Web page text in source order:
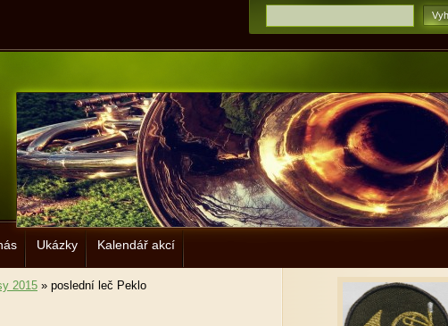
Ukázky Kalendář akcí
2015 » poslední leč Peklo